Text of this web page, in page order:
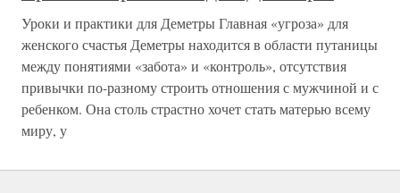
Уроки и практики для Деметры Главная «угроза» для
женского счастья Деметры находится в области путаницы
между понятиями «забота» и «контроль», отсутствия
привычки по-разному строить отношения с мужчиной и с
ребенком. Она столь страстно хочет стать матерью всему
миру, у